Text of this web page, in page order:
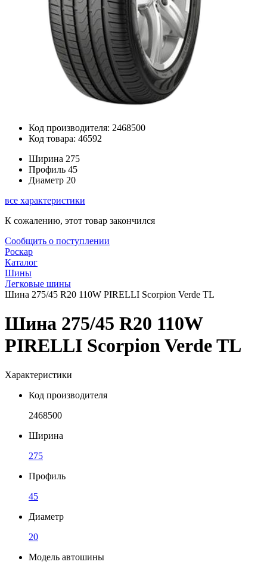
Код производителя: 2468500
Код товара: 46592
Ширина 275
Профиль 45
Диаметр 20
все характеристики
К сожалению, этот товар закончился
Сообщить о поступлении
Роскар
Каталог
Шины
Легковые шины
Шина 275/45 R20 110W PIRELLI Scorpion Verde TL
Шина 275/45 R20 110W
PIRELLI Scorpion Verde TL
Характеристики
Код производителя
2468500
Ширина
275
Профиль
45
Диаметр
20
Модель автошины